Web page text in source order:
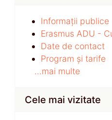
Informații publice
Erasmus ADU -
Date de contact
Program și tarife
...mai multe
Cele mai vizitate